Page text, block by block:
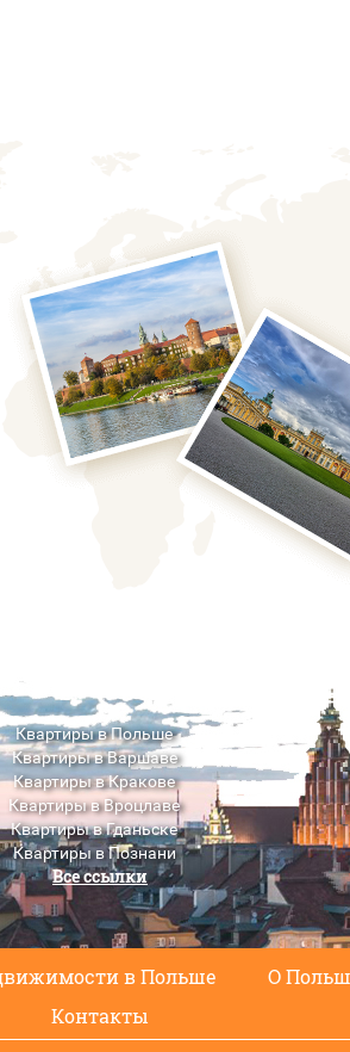
Квартиры в Польше
Квартиры в Варшаве
Квартиры в Кракове
Квартиры в Вроцлаве
Квартиры в Гданьске
Квартиры в Познани
Квартиры в Люблине
Все ссылки
в Польше О
Контакты